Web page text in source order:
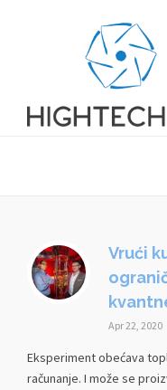
Vrući
Apr 22, 2020
Eksperiment obećava
računanje. I može se